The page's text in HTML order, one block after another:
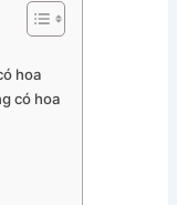
hoa
có hoa